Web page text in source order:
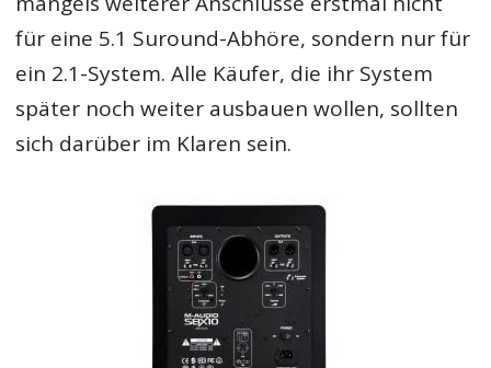
für eine 5.1 Suround-Abhöre, sondern nur für
ein 2.1-System. Alle Käufer, die ihr System
später noch weiter ausbauen wollen, sollten
sich darüber im Klaren sein.